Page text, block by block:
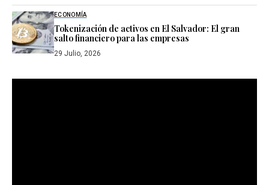
ECONOMÍA
Tokenización de activos en El Salvador: El gran
salto financiero para las empresas
29 Julio, 2026